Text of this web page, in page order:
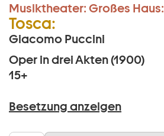
Musiktheater: Großes Haus:
Tosca:
Giacomo Puccini
Oper in drei Akten (1900)
15+
Besetzung anzeigen